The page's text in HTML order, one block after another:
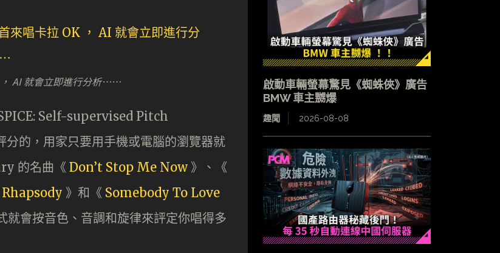
， AI 就會立即進行分析⋯⋯
Self-supervised Pitch
的，用家只要用手機或電腦的瀏覽器就
的名曲《 Don’t Stop Me Now 》、《
》和《 Somebody To Love
會按音色、音調和旋律來評定你唱得多
啟動車輛螢幕驚見《蜘蛛俠》廣告
BMW 車主嬲爆
趣聞 2026-08-08